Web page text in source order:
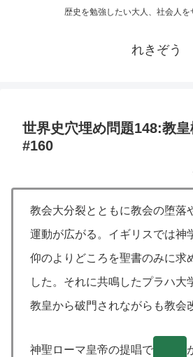
歴史を勉強したい大人、社会人を
れきぞう
世界史穴埋め問題148:教皇
#160
教会大分裂とともに教会の堕落
運動が広がる。イギリスでは神
仰のよりどころを聖書のみに求
した。それに共鳴したプラハ大
教皇から破門されながらも教会
神聖ローマ皇帝の提唱で